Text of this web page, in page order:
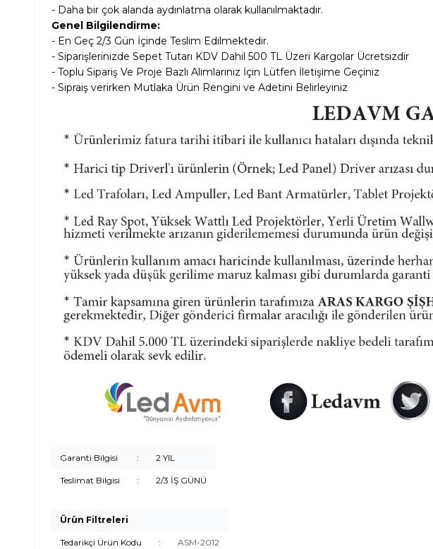
- Daha bir çok alanda aydınlatma olarak kullanılmaktadır.
Genel Bilgilendirme:
- En Geç 2/3 Gün İçinde Teslim Edilmektedir.
- Siparişlerinizde Sepet Tutarı KDV Dahil 500 TL Üzeri Kargolar Ücretsizdir
- Toplu Sipariş Ve Proje Bazlı Alımlarınız İçin Lütfen İletişime Geçiniz
- Sipraiş verirken Mutlaka Ürün Rengini ve Adetini Belirleyiniz
Garanti Bilgisi : 2 YIL
Teslimat Bilgisi : 2/3 İŞ GÜNÜ
Ürün Filtreleri
Tedarikçi Ürün Kodu : ASM-2012